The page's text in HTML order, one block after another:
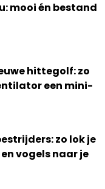
mooi én bestand
hittegolf: zo
een mini-
zo lok je
vogels naar je